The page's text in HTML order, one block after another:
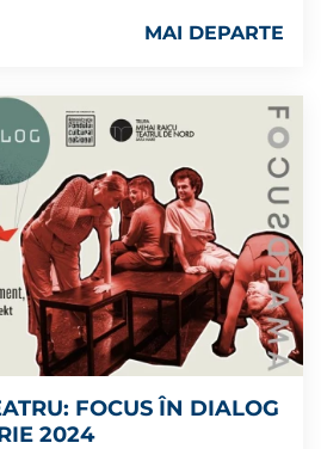
MAI DEPARTE
FOCUS ÎN DIALOG
2024